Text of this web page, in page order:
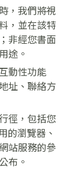
，我們將視
，並在該特
非經您書面
途。
動性功能
址、聯絡方
徑，包括您
的瀏覽器、
站服務的參
布。